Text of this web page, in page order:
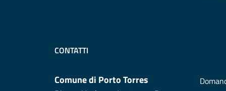
CONTATTI
Comune di Porto Torres